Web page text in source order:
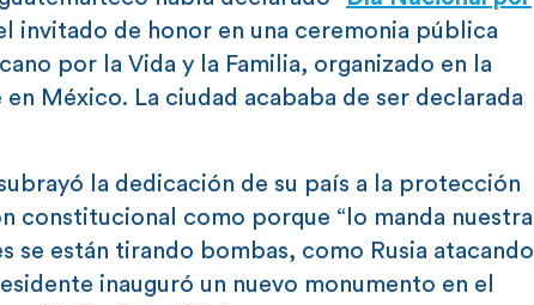
invitado de honor en una ceremonia pública
por la Vida y la Familia, organizado en la
México. La ciudad acababa de ser declarada
la dedicación de su país a la protección
constitucional como porque “lo manda nuestra
se están tirando bombas, como Rusia atacando
inauguró un nuevo monumento en el